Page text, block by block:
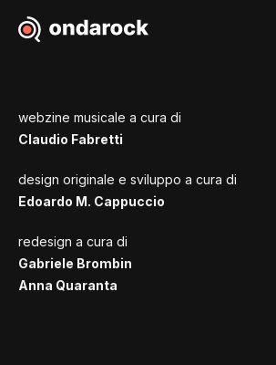
webzine musicale a cura di
Claudio Fabretti
design originale e sviluppo a cura di
Edoardo M. Cappuccio
redesign a cura di
Gabriele Brombin
Anna Quaranta